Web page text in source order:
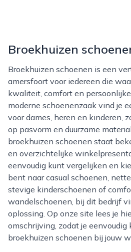
Broekhuizen
Broekhuizen schoenen is een vertrouwde naam in
amersfoort voor iedereen die
kwaliteit, comfort en
moderne schoenenzaak vind je
voor dames, heren en kinderen,
op pasvorm en duurzame
broekhuizen schoenen staat
en overzichtelijke
eenvoudig kunt vergelijken en
bent naar casual schoenen,
stevige kinderschoenen of
wandelschoenen, bij dit bedrijf
oplossing. Op onze site lees je
omschrijving, zodat je
broekhuizen schoenen bij jouw